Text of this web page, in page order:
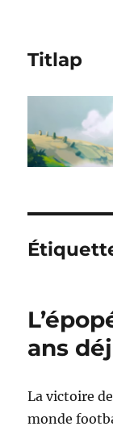
Titlap
ans
La victoire
monde